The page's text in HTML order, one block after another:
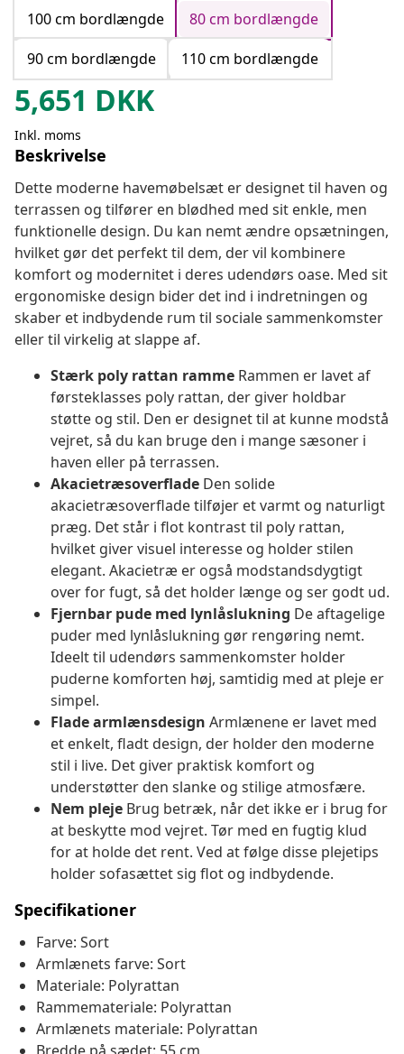
100 cm bordlængde
80 cm bordlængde
90 cm bordlængde
110 cm bordlængde
5,651 DKK
Inkl. moms
Beskrivelse
Dette moderne havemøbelsæt er designet til haven og
terrassen og tilfører en blødhed med sit enkle, men
funktionelle design. Du kan nemt ændre opsætningen,
hvilket gør det perfekt til dem, der vil kombinere
komfort og modernitet i deres udendørs oase. Med sit
ergonomiske design bider det ind i indretningen og
skaber et indbydende rum til sociale sammenkomster
eller til virkelig at slappe af.
Stærk poly rattan ramme Rammen er lavet af
førsteklasses poly rattan, der giver holdbar
støtte og stil. Den er designet til at kunne modstå
vejret, så du kan bruge den i mange sæsoner i
haven eller på terrassen.
Akacietræsoverflade Den solide
akacietræsoverflade tilføjer et varmt og naturligt
præg. Det står i flot kontrast til poly rattan,
hvilket giver visuel interesse og holder stilen
elegant. Akacietræ er også modstandsdygtigt
over for fugt, så det holder længe og ser godt ud.
Fjernbar pude med lynlåslukning De aftagelige
puder med lynlåslukning gør rengøring nemt.
Ideelt til udendørs sammenkomster holder
puderne komforten høj, samtidig med at pleje er
simpel.
Flade armlænsdesign Armlænene er lavet med
et enkelt, fladt design, der holder den moderne
stil i live. Det giver praktisk komfort og
understøtter den slanke og stilige atmosfære.
Nem pleje Brug betræk, når det ikke er i brug for
at beskytte mod vejret. Tør med en fugtig klud
for at holde det rent. Ved at følge disse plejetips
holder sofasættet sig flot og indbydende.
Specifikationer
Farve: Sort
Armlænets farve: Sort
Materiale: Polyrattan
Rammemateriale: Polyrattan
Armlænets materiale: Polyrattan